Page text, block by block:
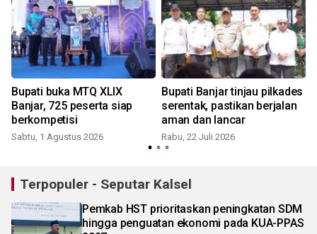
Bupati buka MTQ XLIX
Banjar, 725 peserta siap
berkompetisi
Sabtu, 1 Agustus 2026
Bupati Banjar tinjau pilkades
serentak, pastikan berjalan
aman dan lancar
Rabu, 22 Juli 2026
Terpopuler - Seputar Kalsel
Pemkab HST prioritaskan peningkatan SDM
hingga penguatan ekonomi pada KUA-PPAS